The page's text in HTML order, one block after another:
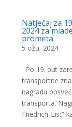
Natječaj za
2024 za
prometa
5 ožu, 2024
Po 19. put
transportne
nagradu
transporta.
Friedrich-List”